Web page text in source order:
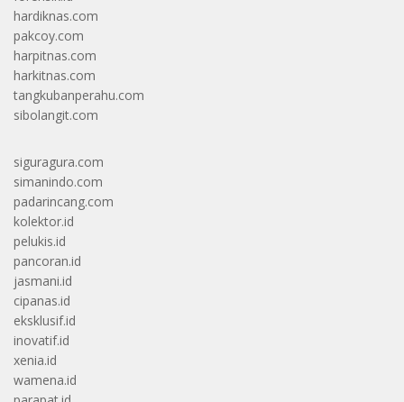
hardiknas.com
pakcoy.com
harpitnas.com
harkitnas.com
tangkubanperahu.com
sibolangit.com
siguragura.com
simanindo.com
padarincang.com
kolektor.id
pelukis.id
pancoran.id
jasmani.id
cipanas.id
eksklusif.id
inovatif.id
xenia.id
wamena.id